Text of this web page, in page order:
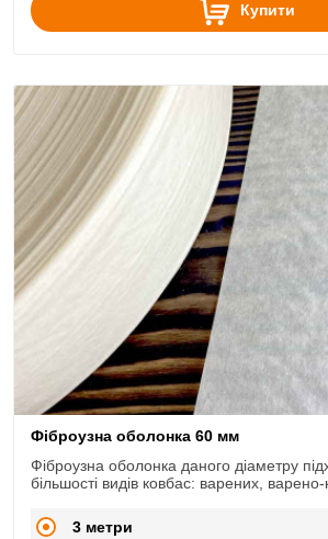
Купити
Фіброузна оболонка 60 мм
Фіброузна оболонка даного діаметру
більшості видів ковбас: варених, варено-
3 метри